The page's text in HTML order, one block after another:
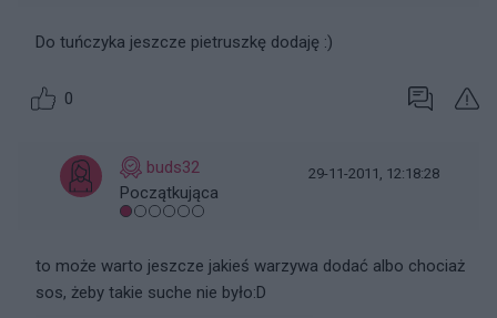
Do tuńczyka jeszcze pietruszkę dodaję :)
0
buds32
Początkująca
29-11-2011, 12:18:28
to może warto jeszcze jakieś warzywa dodać albo chociaż
sos, żeby takie suche nie było:D